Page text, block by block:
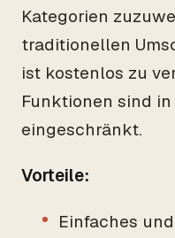
Kategorien
traditionellen
ist kostenlos zu
Funktionen sind
eingeschränkt.
Vorteile:
Einfaches